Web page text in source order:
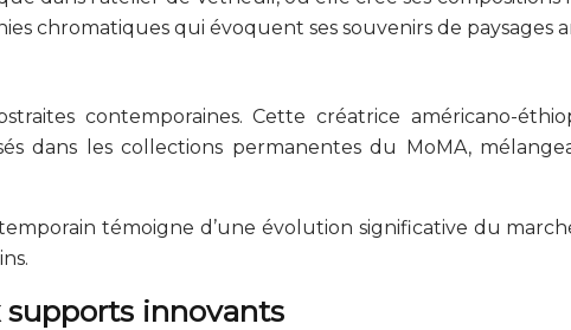
chromatiques qui évoquent ses souvenirs de paysages
contemporaines. Cette créatrice américano-
dans les collections permanentes du MoMA,
témoigne d’une évolution significative du
supports innovants